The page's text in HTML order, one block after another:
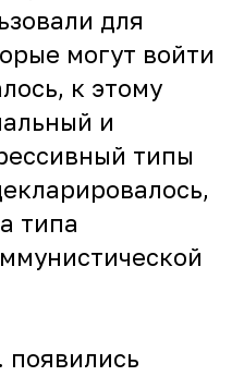
для
могут войти
к этому
и
типы
типа
появились